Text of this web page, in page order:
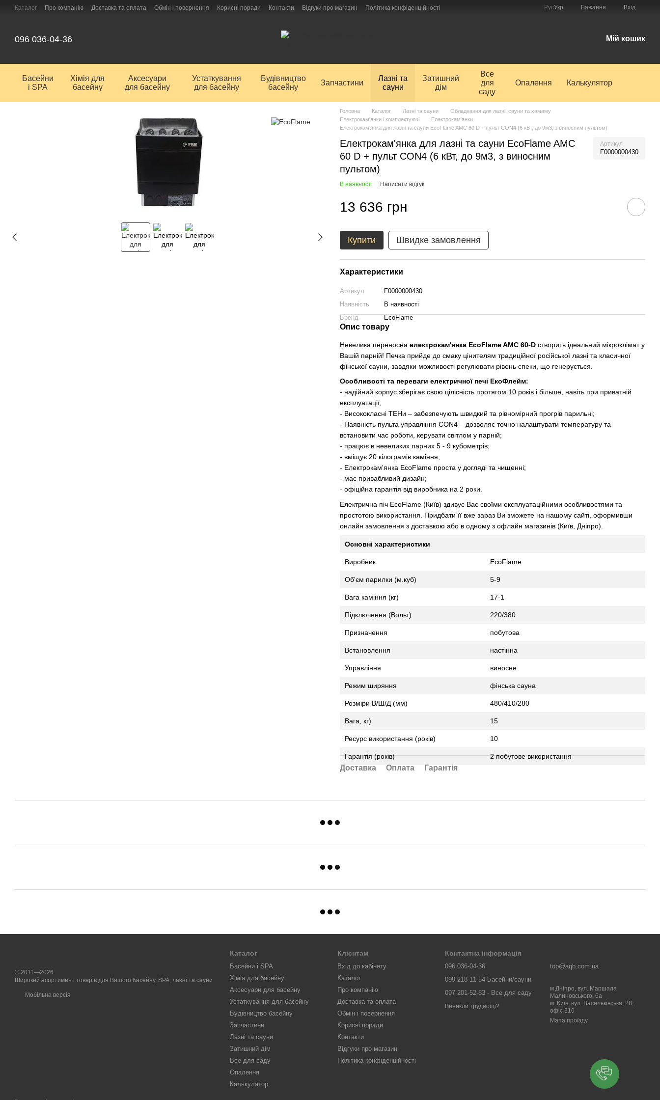
Перейти до основного контенту
Каталог Про компанію Доставка та оплата Обмін і повернення Корисні поради Контакти Відгуки про магазин Політика конфіденційності РусУкр Бажання Вхід
096 036-04-36 Мій кошик
Басейни
і SPA
Хімія для
басейну
Аксесуари
для басейну
Устаткування
для басейну
Будівництво
басейну
Запчастини
Лазні та
сауни
Затишний
дім
Все
для
саду
Опалення Калькулятор
Головна Каталог Лазні та сауни
Обладнання для лазні, сауни та хамаму
Електрокам'янки і комплектуючі
Електрокам'янки
Електрокам'янка для лазні та сауни EcoFlame AMC 60 D + пульт CON4 (6 кВт, до 9м3, з виносним пультом)
Електрокам'янка для лазні та сауни EcoFlame AMC
60 D + пульт CON4 (6 кВт, до 9м3, з виносним
пультом)
Артикул
F0000000430
В наявності Написати відгук
13 636 грн
Купити Швидке замовлення
Характеристики
Артикул
F0000000430
Наявність
В наявності
Бренд
EcoFlame
Опис товару
Невелика переносна електрокам'янка EcoFlame AMC 60-D створить ідеальний мікроклімат у
Вашій парній! Печка прийде до смаку цінителям традиційної російської лазні та класичної
фінської сауни, завдяки можливості регулювати рівень спеки, що генерується.
Особливості та переваги електричної печі ЕкоФлейм:
- надійний корпус зберігає свою цілісність протягом 10 років і більше, навіть при приватній
експлуатації;
- Висококласні ТЕНи – забезпечують швидкий та рівномірний прогрів парильні;
- Наявність пульта управління СON4 – дозволяє точно налаштувати температуру та
встановити час роботи, керувати світлом у парній;
- працює в невеликих парних 5 - 9 кубометрів;
- вміщує 20 кілограмів каміння;
- Електрокам'янка EcoFlame проста у догляді та чищенні;
- має привабливий дизайн;
- офіційна гарантія від виробника на 2 роки.
Електрична піч EcoFlame (Київ) здивує Вас своїми експлуатаційними особливостями та
простотою використання. Придбати її вже зараз Ви зможете на нашому сайті, оформивши
онлайн замовлення з доставкою або в одному з офлайн магазинів (Київ, Дніпро).
Основні характеристики
Виробник EcoFlame
Об'єм парилки (м.куб) 5-9
Вага каміння (кг) 17-1
Підключення (Вольт) 220/380
Призначення побутова
Встановлення настінна
Управління виносне
Режим ширяння фінська сауна
Розміри В/Ш/Д (мм) 480/410/280
Вага, кг) 15
Ресурс використання (років) 10
Гарантія (років) 2 побутове використання
Доставка Оплата Гарантія
© 2011—2026
Широкий асортимент товарів для Вашого басейну, SPA, лазні та сауни
Мобільна версія
Каталог
Басейни і SPA
Хімія для басейну
Аксесуари для басейну
Устаткування для басейну
Будівництво басейну
Запчастини
Лазні та сауни
Затишний дім
Все для саду
Опалення
Калькулятор
Клієнтам
Вхід до кабінету
Каталог
Про компанію
Доставка та оплата
Обмін і повернення
Корисні поради
Контакти
Відгуки про магазин
Політика конфіденційності
Контактна інформація
096 036-04-36
099 218-11-54 Басейни/сауни
097 201-52-83 - Все для саду
Виникли труднощі?
top@aqb.com.ua
м Дніпро, вул. Маршала
Малиновського, 6а
м. Київ, вул. Васильківська, 28,
офіс 310
Мапа проїзду